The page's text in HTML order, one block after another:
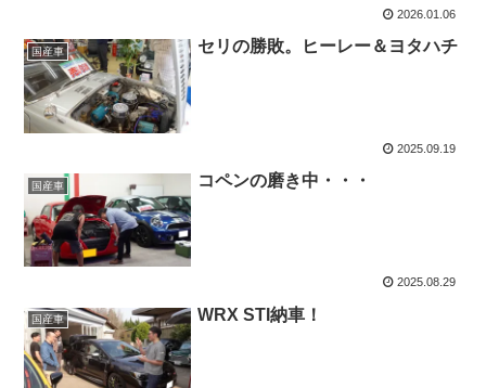
2026.01.06
国産車 セリの勝敗。ヒーレー＆ヨタハチ
2025.09.19
国産車 コペンの磨き中・・・
2025.08.29
国産車 WRX STI納車！